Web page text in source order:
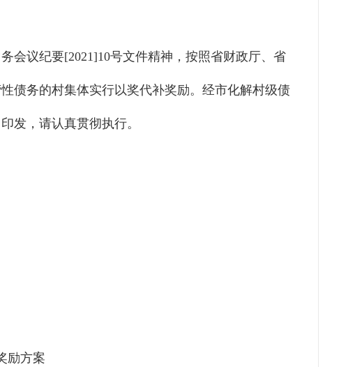
议纪要[2021]10号文件精神，按照省财政厅、省
债务的村集体实行以奖代补奖励。经市化解村级债
发，请认真贯彻执行。
励方案